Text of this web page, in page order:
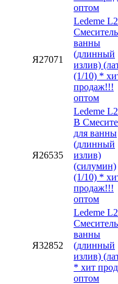
оптом
Я27071
Ledeme
ванны
(длинный
излив)
(1/10) *
продаж!!!
оптом
Я26535
Ledeme
B
для ванны
(длинный
излив)
(силумин)
(1/10) *
продаж!!!
оптом
Я32852
Ledeme
ванны
(длинный
излив)
* хит
оптом